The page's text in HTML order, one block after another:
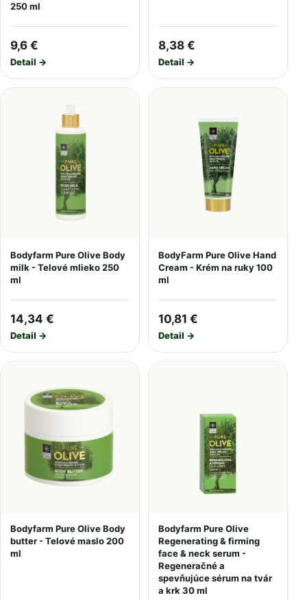
250 ml
9,6 €
Detail →
8,38 €
Detail →
Bodyfarm Pure Olive Body
milk - Telové mlieko 250
ml
14,34 €
Detail →
BodyFarm Pure Olive Hand
Cream - Krém na ruky 100
ml
10,81 €
Detail →
Bodyfarm Pure Olive Body
butter - Telové maslo 200
ml
Bodyfarm Pure Olive
Regenerating & firming
face & neck serum -
Regeneračné a
spevňujúce sérum na tvár
a krk 30 ml